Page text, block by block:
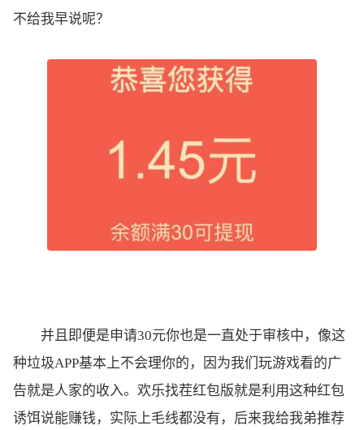
不给我早说呢？
并且即便是申请30元你也是一直处于审核中，像这
种垃圾APP基本上不会理你的，因为我们玩游戏看的广
告就是人家的收入。欢乐找茬红包版就是利用这种红包
诱饵说能赚钱，实际上毛线都没有，后来我给我弟推荐